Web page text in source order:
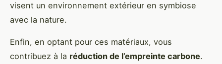
visent un environnement extérieur en symbiose
avec la nature.
Enfin, en optant pour ces matériaux, vous
contribuez à la réduction de l’empreinte carbone.